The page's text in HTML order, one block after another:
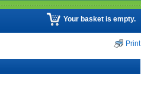
Your basket is empty.
Print